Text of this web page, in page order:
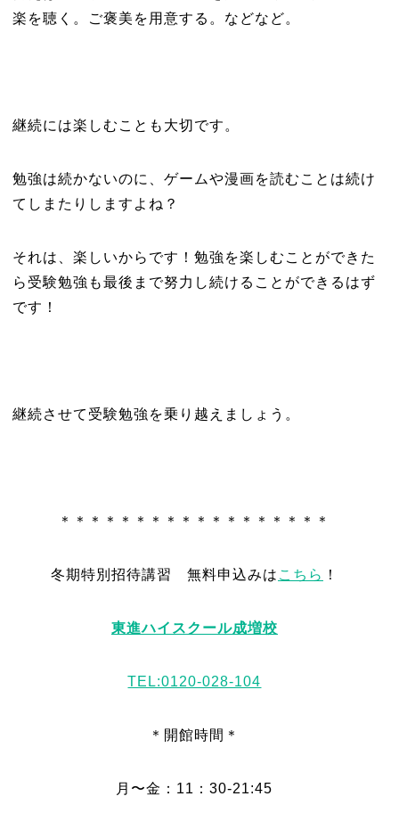
楽を聴く。ご褒美を用意する。などなど。
継続には楽しむことも大切です。
勉強は続かないのに、ゲームや漫画を読むことは続け
てしまたりしますよね？
それは、楽しいからです！勉強を楽しむことができた
ら受験勉強も最後まで努力し続けることができるはず
です！
継続させて受験勉強を乗り越えましょう。
＊＊＊＊＊＊＊＊＊＊＊＊＊＊＊＊＊＊
冬期特別招待講習 無料申込みは こちら ！
東進ハイスクール成増校
TEL:0120-028-104
＊開館時間＊
月〜金：11：30-21:45